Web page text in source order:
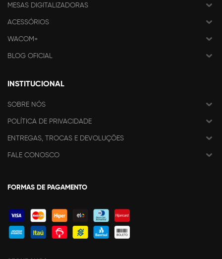
MESAS DIGITALIZADORAS
ACESSÓRIOS
WACOM+
BLOG OFICIAL
INSTITUCIONAL
SOBRE NÓS
POLÍTICA DE PRIVACIDADE
ENTREGAS, TROCAS E DEVOLUÇÕES
FALE CONOSCO
FORMAS DE PAGAMENTO